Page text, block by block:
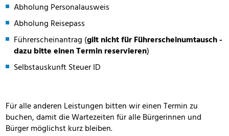
Abholung Personalausweis
Abholung Reisepass
Führerscheinantrag (gilt nicht für Führerscheinumtausch -
dazu bitte einen Termin reservieren)
Selbstauskunft Steuer ID
Für alle anderen Leistungen bitten wir einen Termin zu
buchen, damit die Wartezeiten für alle Bürgerinnen und
Bürger möglichst kurz bleiben.